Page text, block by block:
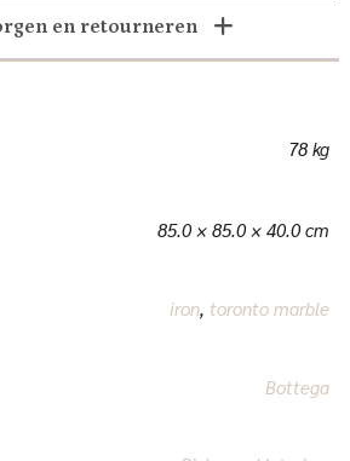
en retourneren
78 kg
85.0 × 85.0 × 40.0 cm
iron, toronto marble
Bottega